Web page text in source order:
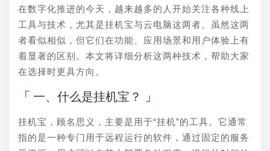
在数字化推进的今天，越来越多的人开始关注各种线上
工具与技术，尤其是挂机宝与云电脑这两者。虽然这两
者看似相似，但它们在功能、应用场景和用户体验上有
着显著的区别。本文将详细分析这两种技术，帮助大家
在选择时更具方向。
一、什么是挂机宝？
挂机宝，顾名思义，主要是用于“挂机”的工具。它通常
指的是一种专门用于远程运行的软件，通过固定的服务